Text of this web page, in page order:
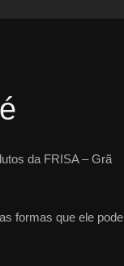
da FRISA – Grã
formas que ele pode